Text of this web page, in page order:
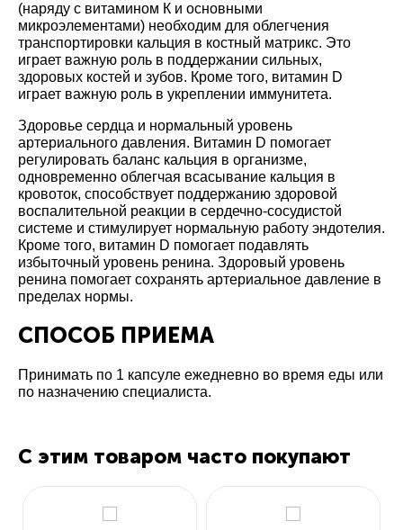
(наряду с витамином К и основными
микроэлементами) необходим для облегчения
транспортировки кальция в костный матрикс. Это
играет важную роль в поддержании сильных,
здоровых костей и зубов. Кроме того, витамин D
играет важную роль в укреплении иммунитета.
Здоровье сердца и нормальный уровень
артериального давления. Витамин D помогает
регулировать баланс кальция в организме,
одновременно облегчая всасывание кальция в
кровоток, способствует поддержанию здоровой
воспалительной реакции в сердечно-сосудистой
системе и стимулирует нормальную работу эндотелия.
Кроме того, витамин D помогает подавлять
избыточный уровень ренина. Здоровый уровень
ренина помогает сохранять артериальное давление в
пределах нормы.
СПОСОБ ПРИЕМА
Принимать по 1 капсуле ежедневно во время еды или
по назначению специалиста.
С этим товаром часто покупают